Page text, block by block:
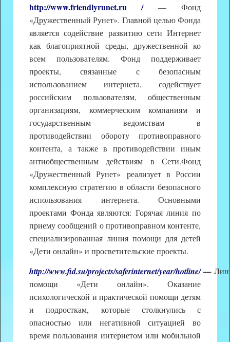
http://www.friendlyrunet.ru /— Фонд
«Дружественный Рунет». Главной целью Фонда
является содействие развитию сети Интернет
как благоприятной среды, дружественной ко
всем пользователям. Фонд поддерживает
проекты, связанные с безопасным
использованием интернета, содействует
российским пользователям, общественным
организациям, коммерческим компаниям и
государственным ведомствам в
противодействии обороту противоправного
контента, а также в противодействии иным
антиобщественным действиям в Сети.Фонд
«Дружественный Рунет» реализует в России
комплексную стратегию в области безопасного
использования интернета. Основными
проектами Фонда являются: Горячая линия по
приему сообщений о противоправном контенте,
специализированная линия помощи для детей
«Дети онлайн» и просветительские проекты.
http://www.fid.su/projects/saferinternet/year/hotline/—
помощи «Дети онлайн». Оказание
психологической и практической помощи детям
и подросткам, которые столкнулись с
опасностью или негативной ситуацией во
время пользования интернетом или мобильной